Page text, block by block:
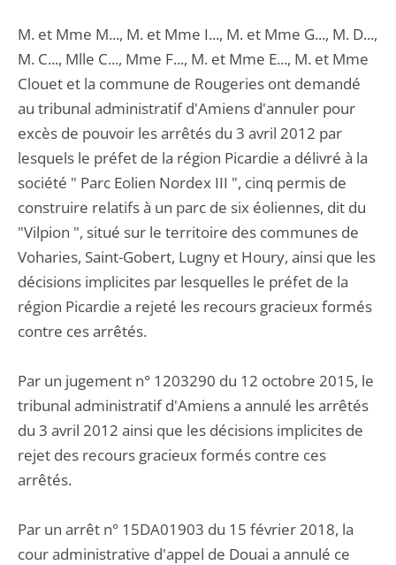
M. et Mme M..., M. et Mme I..., M. et Mme G..., M. D...,
M. C..., Mlle C..., Mme F..., M. et Mme E..., M. et Mme
Clouet et la commune de Rougeries ont demandé
au tribunal administratif d'Amiens d'annuler pour
excès de pouvoir les arrêtés du 3 avril 2012 par
lesquels le préfet de la région Picardie a délivré à la
société " Parc Eolien Nordex III ", cinq permis de
construire relatifs à un parc de six éoliennes, dit du
"Vilpion ", situé sur le territoire des communes de
Voharies, Saint-Gobert, Lugny et Houry, ainsi que les
décisions implicites par lesquelles le préfet de la
région Picardie a rejeté les recours gracieux formés
contre ces arrêtés.
Par un jugement n° 1203290 du 12 octobre 2015, le
tribunal administratif d'Amiens a annulé les arrêtés
du 3 avril 2012 ainsi que les décisions implicites de
rejet des recours gracieux formés contre ces
arrêtés.
Par un arrêt n° 15DA01903 du 15 février 2018, la
cour administrative d'appel de Douai a annulé ce